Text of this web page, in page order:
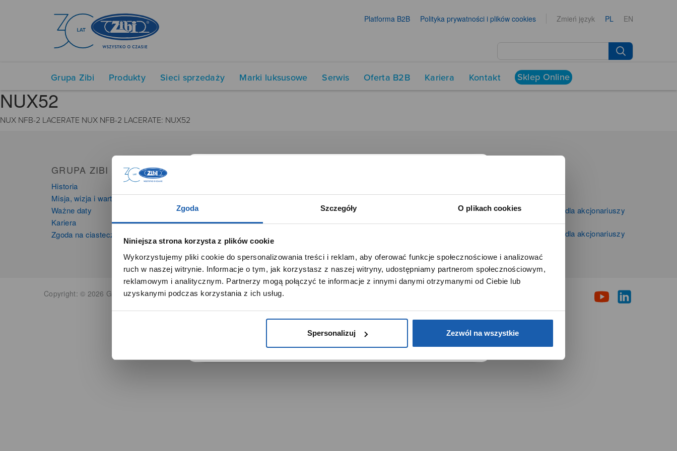
Zgoda Szczegóły O plikach cookies
Niniejsza strona korzysta z plików cookie
Wykorzystujemy pliki cookie do spersonalizowania treści i reklam, aby oferować funkcje społecznościowe i analizować
ruch w naszej witrynie. Informacje o tym, jak korzystasz z naszej witryny, udostępniamy partnerom społecznościowym,
reklamowym i analitycznym. Partnerzy mogą połączyć te informacje z innymi danymi otrzymanymi od Ciebie lub
uzyskanymi podczas korzystania z ich usług.
Spersonalizuj Zezwól na wszystkie
Platforma B2B Polityka prywatności i plików cookies Zmień język PL EN
Grupa Zibi Produkty Sieci sprzedaży Marki luksusowe Serwis Oferta B2B Kariera Kontakt Sklep Online
NUX52
NUX NFB-2 LACERATE NUX NFB-2 LACERATE: NUX52
GRUPA ZIBI
Historia
Misja, wizja i wartości Grupy Zibi
Ważne daty
Kariera
Zgoda na ciasteczka
Instrumenty muzyczne
Kalkulatory
Time Trend
Salony muzyczne Riff
Noble Place
Kontakt dla mediów
Informacje firmowe i dla akcjonariuszy
Zibi S.A.
Informacje firmowe i dla akcjonariuszy
Copyright: © 2026 Grupa Zibi S.A. Wszelkie prawa zastrzeżone.
SZANOWNA UŻYTKOWNICZKO
Używamy plików cookie w celach analitycznych, statystycznych i
marketingowych, w tym aby analizować ruch w tej witrynie,
optymalizować jej działanie oraz zapamiętywać Twoje preferencje.
DOWIEDZ SIĘ WIĘCEJ PRZEJDŹ DO SERWISU